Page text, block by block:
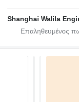
Shanghai Walila